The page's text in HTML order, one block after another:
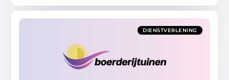
DIENSTVERLENING